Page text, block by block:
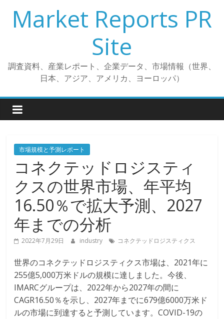
プ
Market Reports PR
Site
調査資料、産業レポート、企業データ、市場情報（世界、
日本、アジア、アメリカ、ヨーロッパ）
市場規模と予測レポート
コネクテッドロジスティ
クスの世界市場、年平均
16.50％で拡大予測、2027
年までの分析
2022年7月29日 industry コネクテッドロジスティクス
世界のコネクテッドロジスティクス市場は、2021年に
255億5,000万米ドルの規模に達しました。今後、
IMARCグループは、2022年から2027年の間に
CAGR16.50％を示し、2027年までに679億6000万米ド
ルの市場に到達すると予測しています。COVID-19の